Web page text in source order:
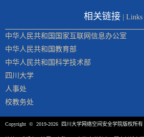
相关链接 | Links
中华人民共和国国家互联网信息办公室
中华人民共和国教育部
中华人民共和国科学技术部
四川大学
人事处
校教务处
Copyright © 2019-2026 四川大学网络空间安全学院版权所有